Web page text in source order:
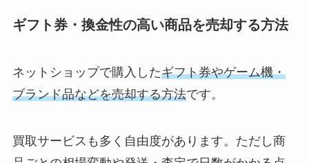
ギフト券・換金性の高い商品を売却する方法
ネットショップで購入したギフト券やゲーム機・
ブランド品などを売却する方法です。
買取サービスも多く自由度があります。ただし商